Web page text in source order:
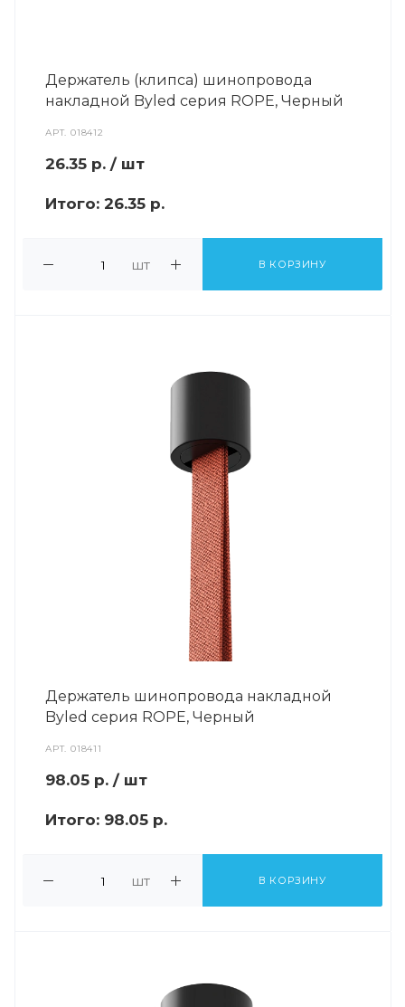
Держатель (клипса) шинопровода
накладной Byled серия ROPE, Черный
АРТ.018412
26.35 р. / шт
Итого: 26.35 р.
шт В КОРЗИНУ
Держатель шинопровода накладной
Byled серия ROPE, Черный
АРТ.018411
98.05 р. / шт
Итого: 98.05 р.
шт В КОРЗИНУ